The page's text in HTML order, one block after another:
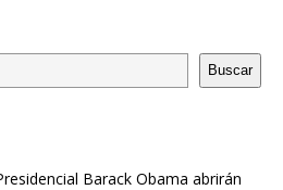
Buscar
Barack Obama abrirán